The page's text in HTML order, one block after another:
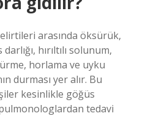
arasında öksürük,
hırıltılı solunum,
horlama ve uyku
durması yer alır. Bu
kesinlikle göğüs
tedavi